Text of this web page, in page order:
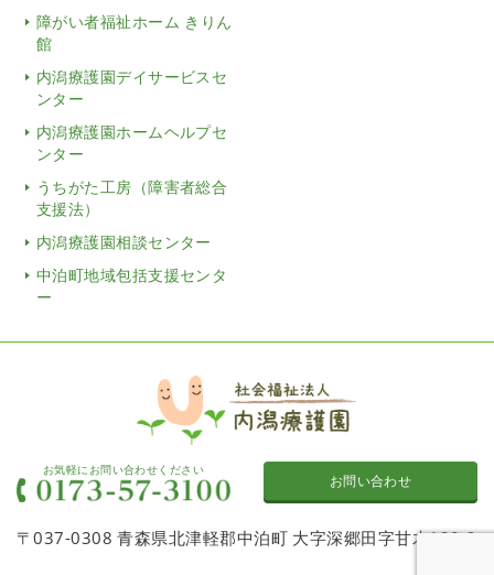
障がい者福祉ホーム きりん
館
内潟療護園デイサービスセ
ンター
内潟療護園ホームヘルプセ
ンター
うちがた工房（障害者総合
支援法）
内潟療護園相談センター
中泊町地域包括支援センタ
ー
お気軽にお問い合わせください
お問い合わせ
〒037-0308 青森県北津軽郡中泊町 大字深郷田字甘木120-2